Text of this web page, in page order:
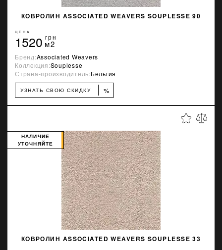
КОВРОЛИН ASSOCIATED WEAVERS SOUPLESSE 90
ЦЕНА
1520 грн
м2
Бренд:Associated Weavers
Коллекция:Souplesse
Страна-производитель:Бельгия
УЗНАТЬ СВОЮ СКИДКУ %
КОВРОЛИН ASSOCIATED WEAVERS SOUPLESSE 33
НАЛИЧИЕ
УТОЧНЯЙТЕ